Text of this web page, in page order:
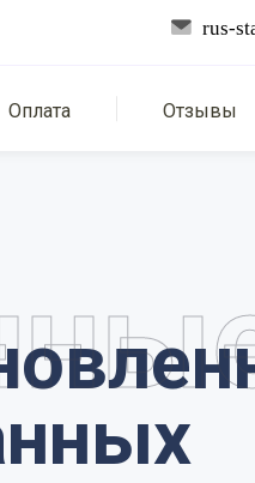
Оплата Отзывы